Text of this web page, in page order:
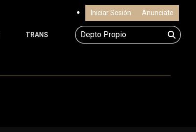
Iniciar Sesión Anunciate
TRANS